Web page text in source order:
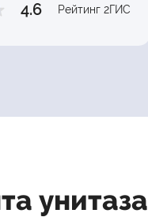
4.6 Рейтинг 2ГИС
унитаза